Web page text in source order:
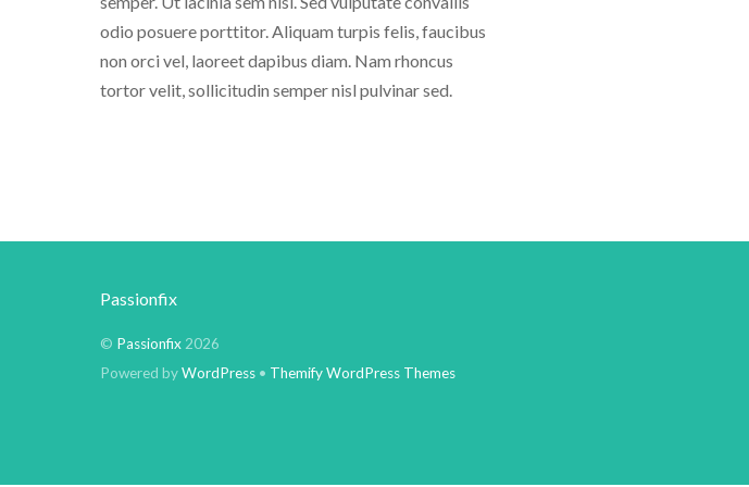
odio posuere porttitor. Aliquam turpis felis, faucibus
non orci vel, laoreet dapibus diam. Nam rhoncus
tortor velit, sollicitudin semper nisl pulvinar sed.
Passionfix
© Passionfix2026
Powered byWordPress • Themify WordPress Themes